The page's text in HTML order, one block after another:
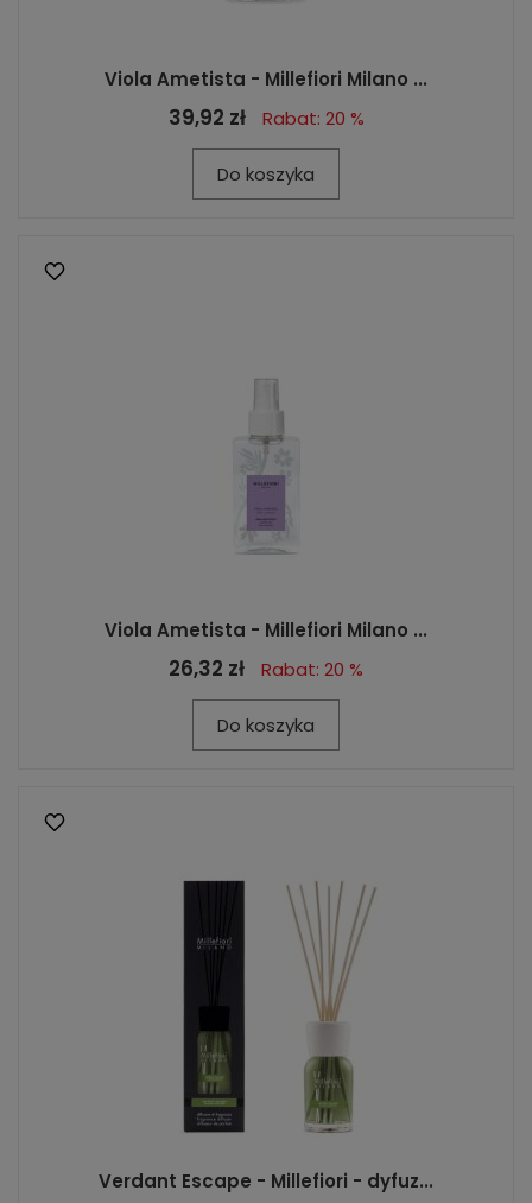
Viola Ametista - Millefiori Milano ...
39,92 zł Rabat: 20 %
Do koszyka
Viola Ametista - Millefiori Milano ...
26,32 zł Rabat: 20 %
Do koszyka
Verdant Escape - Millefiori - dyfuz...